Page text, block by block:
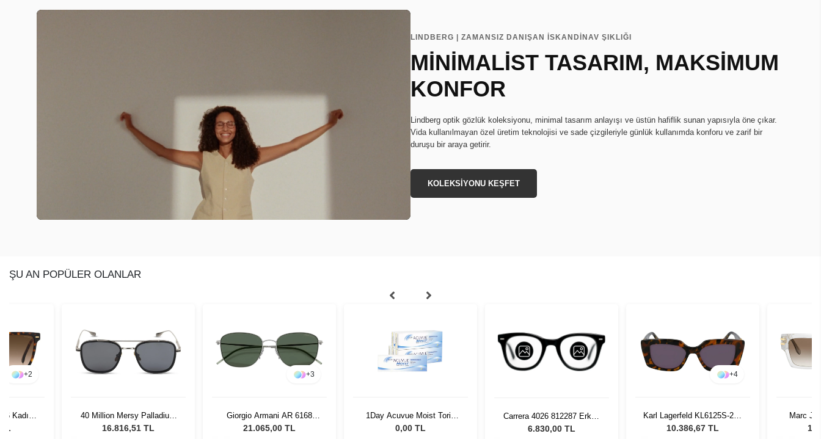
LINDBERG | ZAMANSIZ DANIŞAN İSKANDİNAV ŞIKLIĞI
MİNİMALİST TASARIM, MAKSİMUM
KONFOR
Lindberg optik gözlük koleksiyonu, minimal tasarım anlayışı ve üstün hafiflik sunan yapısıyla öne çıkar.
Vida kullanılmayan özel üretim teknolojisi ve sade çizgileriyle günlük kullanımda konforu ve zarif bir
duruşu bir araya getirir.
KOLEKSİYONU KEŞFET
ŞU AN POPÜLER OLANLAR
+2
Kadın
40 Million Mersy Palladium
Grey Matte Black 610
16.816,51 TL
+3
Giorgio Armani AR 6168
300371 - 54 Unisex Güneş
21.065,00 TL
1Day Acuvue Moist Toric
İndirimli Lens Seti 6 kutu
0,00 TL
Carrera 4026 812287 Erkek
Güneş Gözlüğü
6.830,00 TL
+4
Karl Lagerfeld KL6125S-234
Kadın Güneş Gözlüğü
10.386,67 TL
Marc
900HA